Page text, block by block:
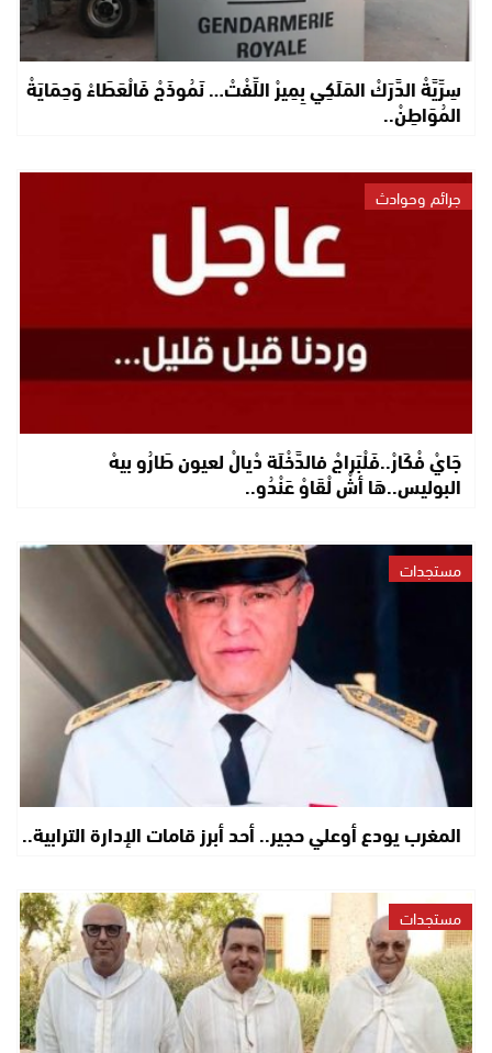
سِرِّيَّةْ الدَّرَكْ المَلَكِي بِمِيرْ اللِّفْتْ… نَمُوذَجْ فَالْعَطَاءْ وَحِمَايَةْ
المُوَاطِنْ..
جرائم وحوادث
جَايْ فْكَارْ..فَلْبَراجْ فالدَّخْلَة دْيالْ لعيون طَارُو بيهْ
البوليس..هَا أشْ لْقَاوْ عَنْدُو..
مستجدات
المغرب يودع أوعلي حجير.. أحد أبرز قامات الإدارة الترابية..
مستجدات